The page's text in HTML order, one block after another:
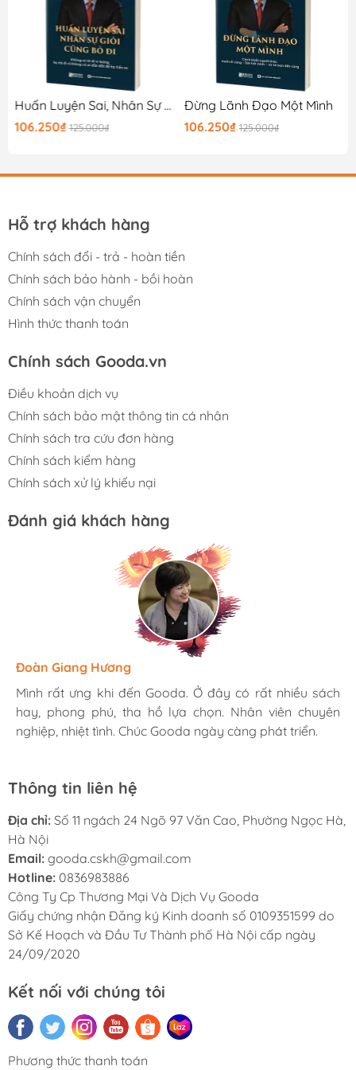
Huấn Luyện Sai, Nhân Sự Giỏi Cũng Bỏ Đi
106.250₫ 125.000₫
Đừng Lãnh Đạo Một Mình
106.250₫ 125.000₫
Hỗ trợ khách hàng
Chính sách đổi - trả - hoàn tiền
Chính sách bảo hành - bồi hoàn
Chính sách vận chuyển
Hình thức thanh toán
Chính sách Gooda.vn
Điều khoản dịch vụ
Chính sách bảo mật thông tin cá nhân
Chính sách tra cứu đơn hàng
Chính sách kiểm hàng
Chính sách xử lý khiếu nại
Đánh giá khách hàng
Hương Suri
Mình rất ưng khi đến Gooda. Ở đây có rất nhiều sách
hay, phong phú, tha hồ lựa chọn. Nhân viên chuyên
nghiệp, nhiệt tình. Chúc Gooda ngày càng phát triển.
Đoàn Giang Hương
Mình rất ưng khi đến Gooda. Ở đây có rất nhiều sách
hay, phong phú, tha hồ lựa chọn. Nhân viên chuyên
nghiệp, nhiệt tình. Chúc Gooda ngày càng phát triển.
Ngọc Anh
Mình rất ưng khi đến Gooda. Ở đây có rất nhiều sách
hay, phong phú, tha hồ lựa chọn. Nhân viên chuyên
nghiệp, nhiệt tình. Chúc Gooda ngày càng phát triển.
Thông tin liên hệ
Địa chỉ: Số 11 ngách 24 Ngõ 97 Văn Cao, Phường Ngọc Hà,
Hà Nội
Email: gooda.cskh@gmail.com
Hotline: 0836983886
Công Ty Cp Thương Mại Và Dịch Vụ Gooda
Giấy chứng nhận Đăng ký Kinh doanh số 0109351599 do
Sở Kế Hoạch và Đầu Tư Thành phố Hà Nội cấp ngày
24/09/2020
Kết nối với chúng tôi
Phương thức thanh toán